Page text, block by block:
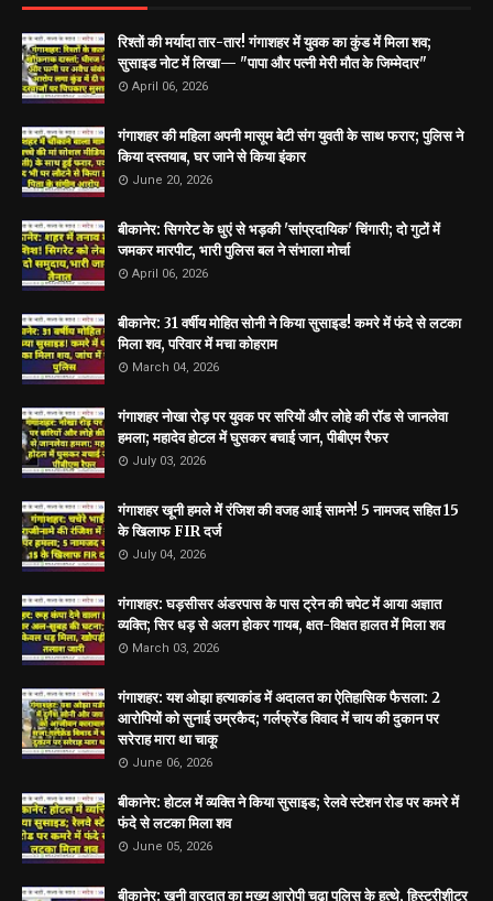
रिश्तों की मर्यादा तार-तार! गंगाशहर में युवक का कुंड में मिला शव;
सुसाइड नोट में लिखा— "पापा और पत्नी मेरी मौत के जिम्मेदार"
April 06, 2026
गंगाशहर की महिला अपनी मासूम बेटी संग युवती के साथ फरार; पुलिस ने
किया दस्तयाब, घर जाने से किया इंकार
June 20, 2026
बीकानेर: सिगरेट के धुएं से भड़की 'सांप्रदायिक' चिंगारी; दो गुटों में
जमकर मारपीट, भारी पुलिस बल ने संभाला मोर्चा
April 06, 2026
बीकानेर: 31 वर्षीय मोहित सोनी ने किया सुसाइड! कमरे में फंदे से लटका
मिला शव, परिवार में मचा कोहराम
March 04, 2026
गंगाशहर नोखा रोड़ पर युवक पर सरियों और लोहे की रॉड से जानलेवा
हमला; महादेव होटल में घुसकर बचाई जान, पीबीएम रैफर
July 03, 2026
गंगाशहर खूनी हमले में रंजिश की वजह आई सामने! 5 नामजद सहित 15
के खिलाफ FIR दर्ज
July 04, 2026
गंगाशहर: घड़सीसर अंडरपास के पास ट्रेन की चपेट में आया अज्ञात
व्यक्ति; सिर धड़ से अलग होकर गायब, क्षत-विक्षत हालत में मिला शव
March 03, 2026
गंगाशहर: यश ओझा हत्याकांड में अदालत का ऐतिहासिक फैसला: 2
आरोपियों को सुनाई उम्रकैद; गर्लफ्रेंड विवाद में चाय की दुकान पर
सरेराह मारा था चाकू
June 06, 2026
बीकानेर: होटल में व्यक्ति ने किया सुसाइड; रेलवे स्टेशन रोड पर कमरे में
फंदे से लटका मिला शव
June 05, 2026
बीकानेर: खूनी वारदात का मुख्य आरोपी चढ़ा पुलिस के हत्थे, हिस्ट्रीशीटर